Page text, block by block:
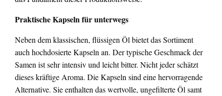
Praktische Kapseln für unterwegs
Neben dem klassischen, flüssigen Öl bietet das Sortiment
auch hochdosierte Kapseln an. Der typische Geschmack der
Samen ist sehr intensiv und leicht bitter. Nicht jeder schätzt
dieses kräftige Aroma. Die Kapseln sind eine hervorragende
Alternative. Sie enthalten das wertvolle, ungefilterte Öl samt